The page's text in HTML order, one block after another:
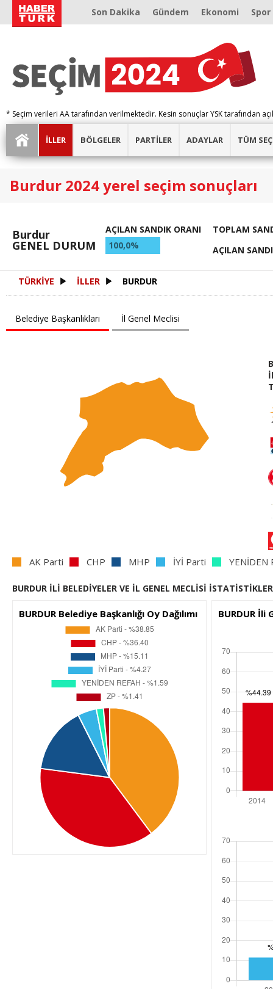
Son Dakika Gündem Ekonomi Spor
* Seçim verileri AA tarafından verilmektedir. Kesin sonuçlar YSK tarafından
İLLER BÖLGELER PARTİLER ADAYLAR TÜM
Burdur 2024 yerel seçim sonuçları
Burdur
GENEL DURUM
AÇILAN SANDIK ORANI
100,0%
TOPLAM
AÇILAN
TÜRKİYE İLLER BURDUR
Belediye Başkanlıkları İl Genel Meclisi
AK Parti CHP MHP İYİ Parti YENİDEN
BURDUR İLİ BELEDİYELER VE İL GENEL MECLİSİ
BURDUR Belediye Başkanlığı Oy Dağılımı BURDUR İli